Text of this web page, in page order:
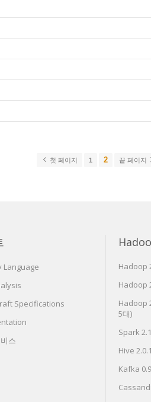
첫 페이지 1 2 끝 페이지
Language
Specifications
스
Hadoop
Hadoop
Hadoop
5대)
Spark
Hive
Kafka